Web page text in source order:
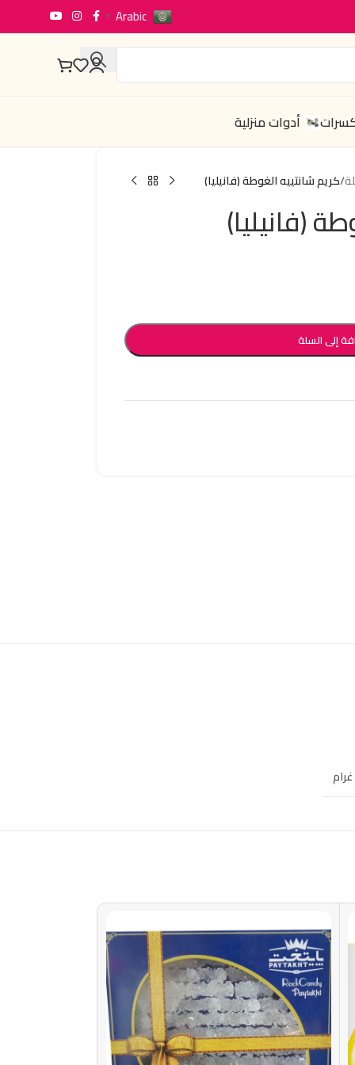
Arabic
▼
أدوات منزلية
/كريم شانتييه الغوطة (فانيليا)
(فانيليا)
إلى السلة